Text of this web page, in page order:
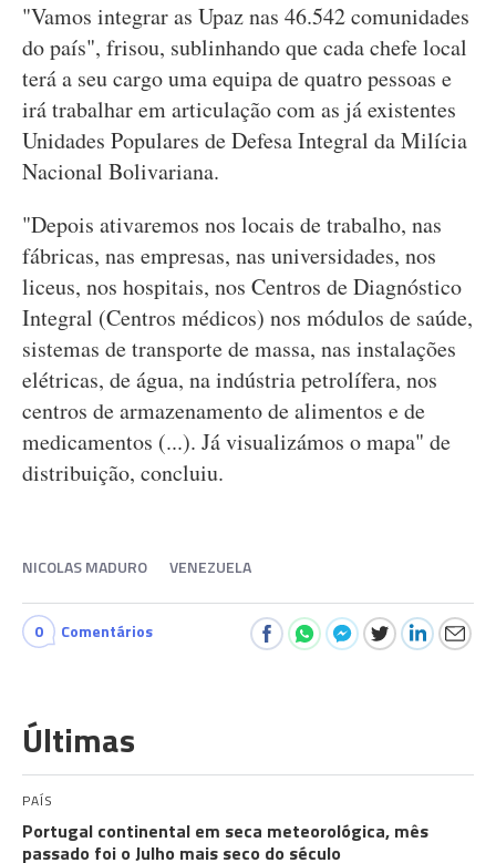
"Vamos integrar as Upaz nas 46.542 comunidades
do país", frisou, sublinhando que cada chefe local
terá a seu cargo uma equipa de quatro pessoas e
irá trabalhar em articulação com as já existentes
Unidades Populares de Defesa Integral da Milícia
Nacional Bolivariana.
"Depois ativaremos nos locais de trabalho, nas
fábricas, nas empresas, nas universidades, nos
liceus, nos hospitais, nos Centros de Diagnóstico
Integral (Centros médicos) nos módulos de saúde,
sistemas de transporte de massa, nas instalações
elétricas, de água, na indústria petrolífera, nos
centros de armazenamento de alimentos e de
medicamentos (...). Já visualizámos o mapa" de
distribuição, concluiu.
NICOLAS MADURO VENEZUELA
0 Comentários
Últimas
PAÍS
Portugal continental em seca meteorológica, mês
passado foi o Julho mais seco do século